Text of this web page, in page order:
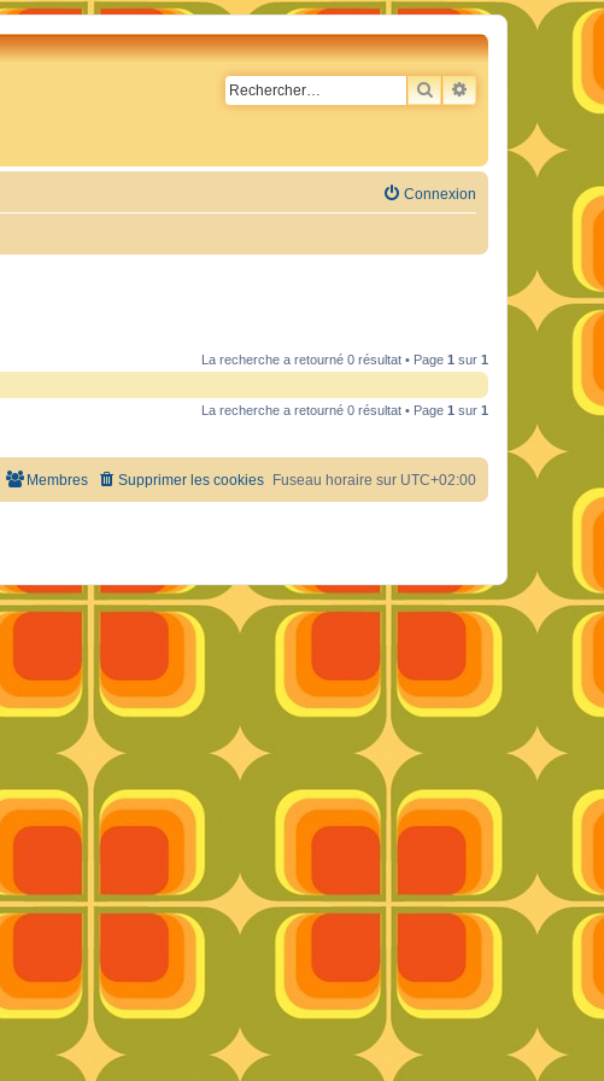
RECHERCHER
RECHERCHE
Connexion
La recherche a retourné 0 résultat • Page 1 sur 1
La recherche a retourné 0 résultat • Page 1 sur 1
Fuseau horaire sur UTC+02:00
Supprimer les cookies
Membres